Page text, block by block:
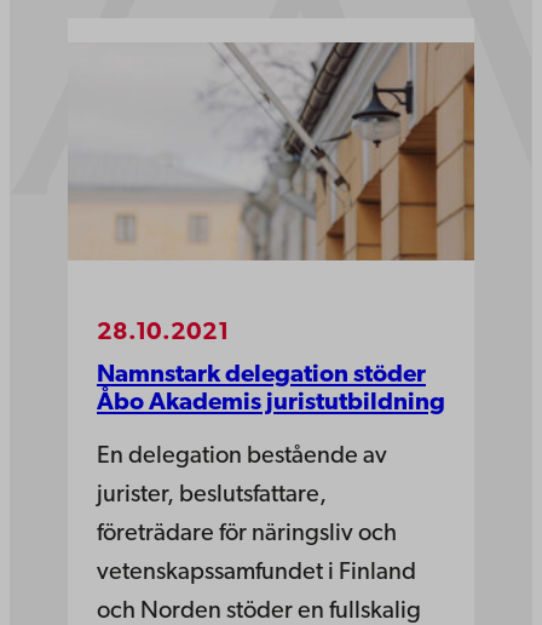
28.10.2021
Namnstark delegation stöder
Åbo Akademis juristutbildning
En delegation bestående av
jurister, beslutsfattare,
företrädare för näringsliv och
vetenskapssamfundet i Finland
och Norden stöder en fullskalig